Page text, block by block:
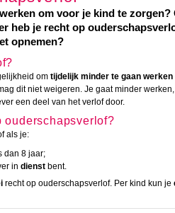
om voor je kind te zorgen?
heb je recht op
opnemen?
om tijdelijk minder te gaan werken
dit niet weigeren. Je gaat minder
een deel van het verlof door.
ouderschapsverlof?
als je:
dan 8 jaar;
in dienstbent.
recht op ouderschapsverlof. Per kind kun je